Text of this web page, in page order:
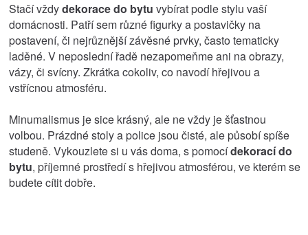
Stačí vždydekorace do bytu vybírat podle stylu vaší
domácnosti. Patří sem různé figurky a postavičky na
postavení, či nejrůznější závěsné prvky, často tematicky
laděné. V neposlední řadě nezapomeňme ani na obrazy,
vázy, či svícny. Zkrátka cokoliv, co navodí hřejivou a
vstřícnou atmosféru.
Minumalismus je sice krásný, ale ne vždy je šťastnou
volbou. Prázdné stoly a police jsou čisté, ale působí spíše
studeně. Vykouzlete si u vás doma, s pomocídekorací do
bytu, příjemné prostředí s hřejivou atmosférou, ve kterém se
budete cítit dobře.